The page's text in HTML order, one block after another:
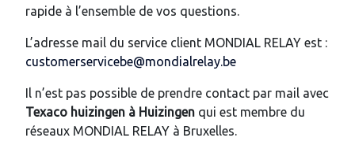
rapide à l’ensemble de vos questions.
L’adresse mail du service client MONDIAL RELAY est :
customerservicebe@mondialrelay.be
Il n’est pas possible de prendre contact par mail avec
Texaco huizingen à Huizingen qui est membre du
réseaux MONDIAL RELAY à Bruxelles.